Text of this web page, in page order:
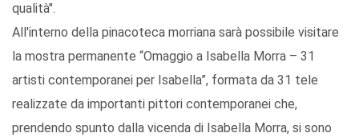
qualità".
All'interno della pinacoteca morriana sarà possibile visitare
la mostra permanente “Omaggio a Isabella Morra – 31
artisti contemporanei per Isabella”, formata da 31 tele
realizzate da importanti pittori contemporanei che,
prendendo spunto dalla vicenda di Isabella Morra, si sono